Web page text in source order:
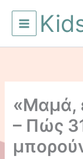
περιεχόμενο
«Μαμά,
– Πώς